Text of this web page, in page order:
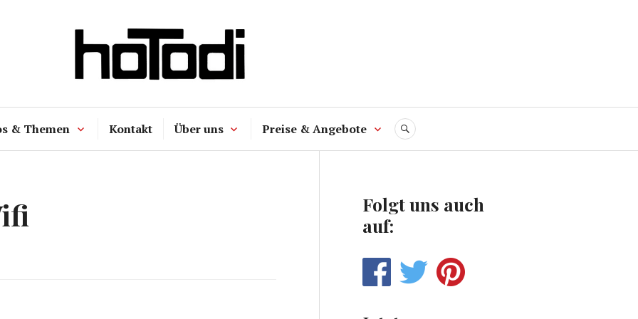
hoTodi
& Themen Kontakt Über uns Preise & Angebote SUCHE
Folgt uns auch
auf: